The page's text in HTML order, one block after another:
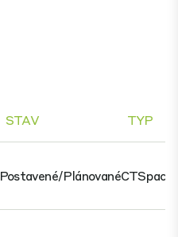
STAV TYP
Postavené/plánovanéCTSpace